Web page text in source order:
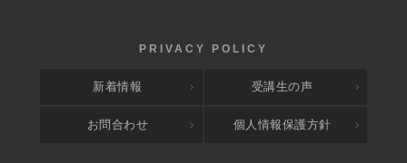
新着情報 受講生の声
お問合わせ 個人情報保護方針